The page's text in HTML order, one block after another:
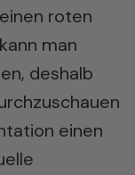
roten
man
deshalb
einen